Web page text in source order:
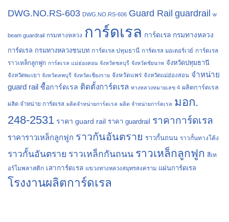
DWG.NO.RS-603 DWG.NO.RS-606 Guard Rail guardrail w
beam guardrail กรมทางหลวง การ์ดเรล การ์ดเรล กรมทางหลวง
การ์ดเรล กรมทางหลวงชนบท การ์ดเรล ปทุมธานี การ์ดเรล มอเตอร์เวย์ การ์ดเรล
ราวเหล็กลูกฟูก การ์ดเรล แม่ฮ่องสอน จังหวัดชลบุรี จังหวัดชัยนาท จังหวัดปทุมธานี
จังหวัดพะเยา จังหวัดลพบุรี จังหวัดเชียงราย จังหวัดแพร่ จังหวัดแม่ฮ่องสอน จำหน่าย
guard rail ซื้อการ์ดเรล ติดตั้งการ์ดเรล ทางหลวงหมายเลข 4 ผลิตการ์ดเรล
ผลิต จำหน่าย การ์ดเรล ผลิตจำหน่ายการ์ดเรล ผลิต จำหน่ายการ์ดเรล มอก.
248-2531 ราคา guard rail ราคา guardrail ราคาการ์ดเรล
ราคาราวเหล็กลูกฟูก ราวกันอันตราย ราวกั้นถนน ราวกั้นทางโค้ง
ราวกั้นอันตราย ราวเหล็กกันถนน ราวเหล็กลูกฟูก สีเท
อร์โมพลาสติก เสาการ์ดเรล แขวงทางหลวงสมุทรสงคราม แผ่นการ์ดเรล
โรงงานผลิตการ์ดเรล